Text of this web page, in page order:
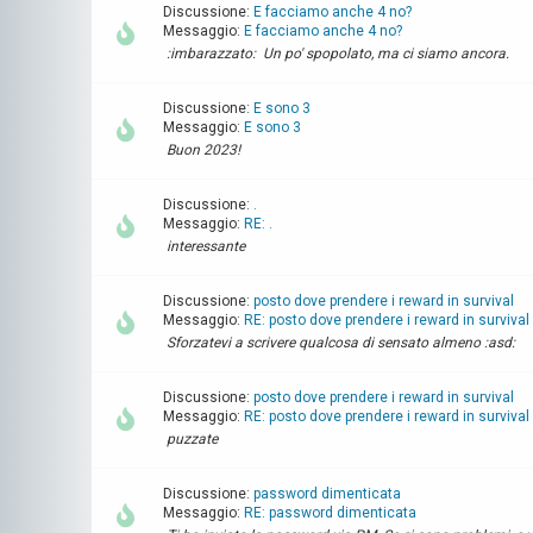
Discussione: E facciamo anche 4 no?
Messaggio: E facciamo anche 4 no?
:imbarazzato: Un po' spopolato, ma ci siamo ancora.
Discussione: E sono 3
Messaggio: E sono 3
Buon 2023!
Discussione: .
Messaggio: RE: .
interessante
Discussione: posto dove prendere i reward in survival
Messaggio: RE: posto dove prendere i reward in survival
Sforzatevi a scrivere qualcosa di sensato almeno :asd:
Discussione: posto dove prendere i reward in survival
Messaggio: RE: posto dove prendere i reward in survival
puzzate
Discussione: password dimenticata
Messaggio: RE: password dimenticata